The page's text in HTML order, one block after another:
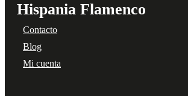
Hispania Flamenco
Contacto
Blog
Mi cuenta